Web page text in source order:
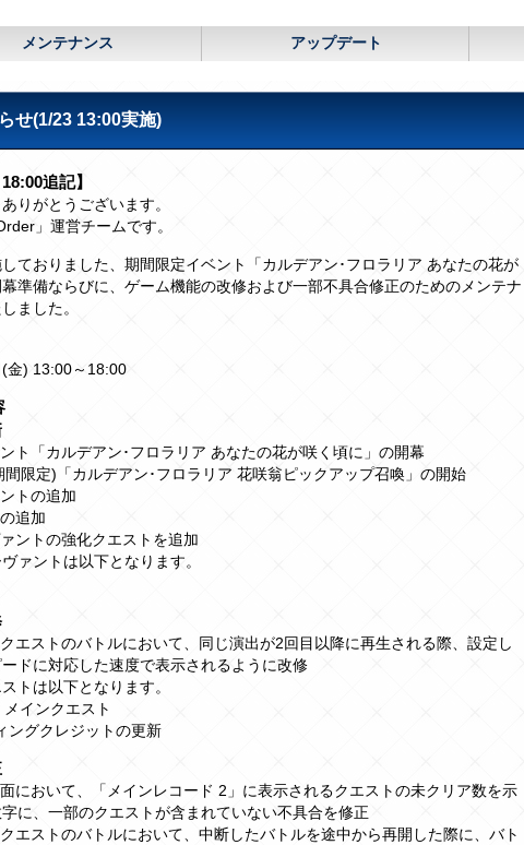
メンテナンス アップデート
せ(1/23 13:00実施)
追記】
りがとうございます。
」運営チームです。
ておりました、期間限定イベント「カルデアン･フロラリア あなたの花が
準備ならびに、ゲーム機能の改修および一部不具合修正のためのメンテナ
ました。
金) 13:00～18:00
ト「カルデアン･フロラリア あなたの花が咲く頃に」の開幕
間限定)「カルデアン･フロラリア 花咲翁ピックアップ召喚」の開始
トの追加
追加
ントの強化クエストを追加
ァントは以下となります。
エストのバトルにおいて、同じ演出が2回目以降に再生される際、設定し
ドに対応した速度で表示されるように改修
トは以下となります。
メインクエスト
ングクレジットの更新
において、「メインレコード 2」に表示されるクエストの未クリア数を示
に、一部のクエストが含まれていない不具合を修正
エストのバトルにおいて、中断したバトルを途中から再開した際に、バト